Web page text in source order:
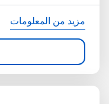
مزيد من المعلومات